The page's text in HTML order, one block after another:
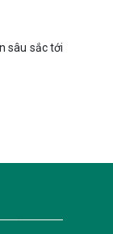
sâu sắc tới